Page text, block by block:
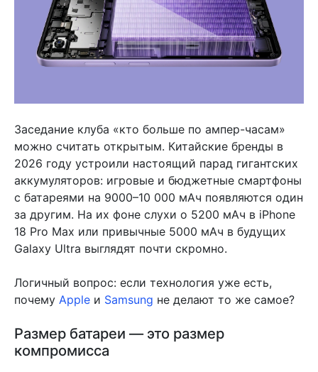
Заседание клуба «кто больше по ампер-часам»
можно считать открытым. Китайские бренды в
2026 году устроили настоящий парад гигантских
аккумуляторов: игровые и бюджетные смартфоны
с батареями на 9000–10 000 мАч появляются один
за другим. На их фоне слухи о 5200 мАч в iPhone
18 Pro Max или привычные 5000 мАч в будущих
Galaxy Ultra выглядят почти скромно.
Логичный вопрос: если технология уже есть,
почему Apple и Samsung не делают то же самое?
Размер батареи — это размер
компромисса